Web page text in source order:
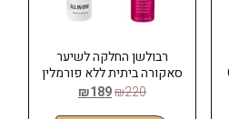
רבולשן החלקה לשיער
סאקורה ביתית ללא פורמלין
150 מל
₪220
₪189